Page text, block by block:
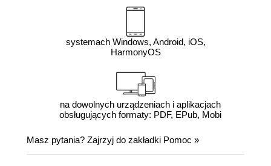
systemach Windows, Android, iOS,
HarmonyOS
na dowolnych urządzeniach i aplikacjach
obsługujących formaty: PDF, EPub, Mobi
Masz pytania? Zajrzyj do zakładki Pomoc »